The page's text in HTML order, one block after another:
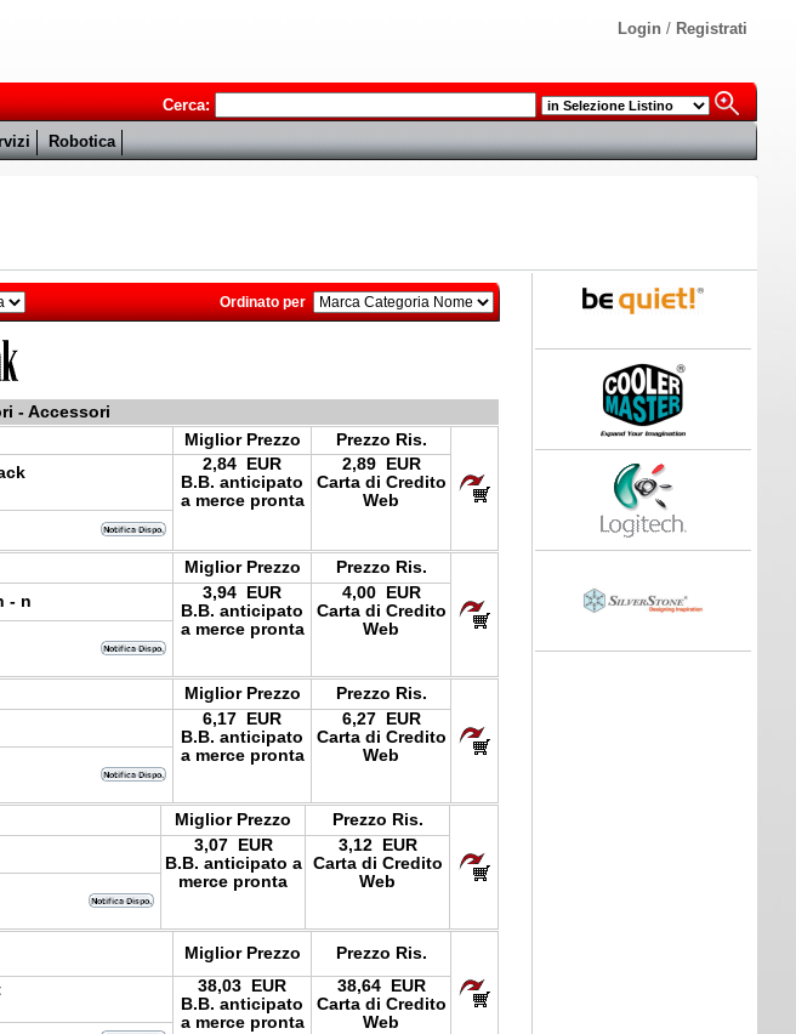
Login / Registrati
Cerca:
Robotica
Ordinato per
- Accessori
Miglior Prezzo
Prezzo Ris.
2,84 EUR
B.B. anticipato
a merce pronta
2,89 EUR
Carta di Credito
Web
Miglior Prezzo
Prezzo Ris.
- n
3,94 EUR
B.B. anticipato
a merce pronta
4,00 EUR
Carta di Credito
Web
Miglior Prezzo
Prezzo Ris.
6,17 EUR
B.B. anticipato
a merce pronta
6,27 EUR
Carta di Credito
Web
Miglior Prezzo
Prezzo Ris.
3,07 EUR
B.B. anticipato a
merce pronta
3,12 EUR
Carta di Credito
Web
Miglior Prezzo
Prezzo Ris.
38,03 EUR
B.B. anticipato
a merce pronta
38,64 EUR
Carta di Credito
Web